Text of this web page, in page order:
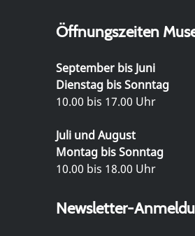
Öffnungszeiten
September bis Juni
Dienstag bis Sonntag
10.00 bis 17.00 Uhr
Juli und August
Montag bis Sonntag
10.00 bis 18.00 Uhr
Newsletter-